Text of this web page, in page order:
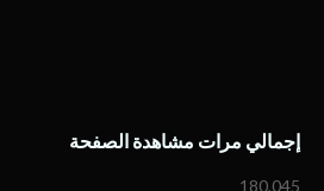
إجمالي مرات مشاهدة الصفحة
180,045